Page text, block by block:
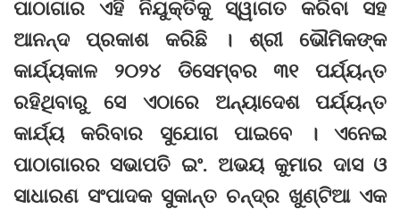
ପାଠାଗାର ଏହି ନିଯୁକ୍ତିକୁ ସ୍ୱାଗତ କରିବା ସହ
ଆନନ୍ଦ ପ୍ରକାଶ କରିଛି । ଶ୍ରୀ ଭୌମିକଙ୍କ
କାର୍ଯ୍ୟକାଳ ୨୦୨୪ ଡିସେମ୍ବର ୩୧ ପର୍ଯ୍ୟନ୍ତ
ରହିଥିବାରୁ ସେ ଏଠାରେ ଅନ୍ୟାଦେଶ ପର୍ଯ୍ୟନ୍ତ
କାର୍ଯ୍ୟ କରିବାର ସୁଯୋଗ ପାଇବେ । ଏନେଇ
ପାଠାଗାରର ସଭାପତି ଇଂ. ଅଭୟ କୁମାର ଦାସ ଓ
ସାଧାରଣ ସଂପାଦକ ସୁକାନ୍ତ ଚନ୍ଦ୍ର ଖୁଣ୍ଟିଆ ଏକ